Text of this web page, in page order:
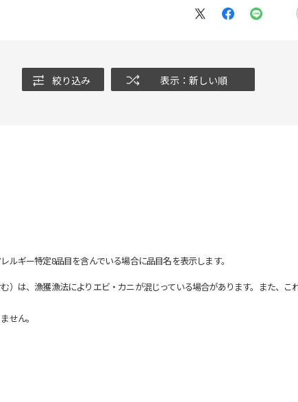
絞り込み 表示：新しい順
ギー特定8品目を含んでいる場合に品目名を表示します。
は、漁獲漁法によりエビ・カニが混じっている場合があります。また、こ
せん。